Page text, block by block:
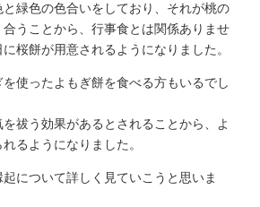
と緑色の色合いをしており、それが桃の
うことから、行事食とは関係ありませ
桜餅が用意されるようになりました。
使ったよもぎ餅を食べる方もいるでし
祓う効果があるとされることから、よ
るようになりました。
について詳しく見ていこうと思いま